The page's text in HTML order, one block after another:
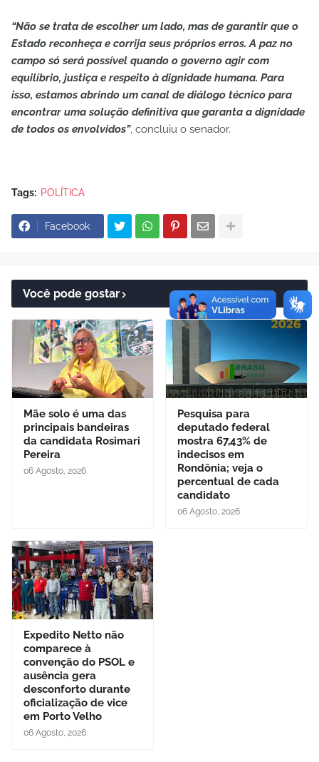
“Não se trata de escolher um lado, mas de garantir que o
Estado reconheça e corrija seus próprios erros. A paz no
campo só será possível quando o governo agir com
equilíbrio, justiça e respeito à dignidade humana. Para
isso, estamos abrindo um canal de diálogo técnico para
encontrar uma solução definitiva que garanta a dignidade
de todos os envolvidos”, concluiu o senador.
Tags: POLÍTICA
Facebook
Você pode gostar
Mãe solo é uma das
principais bandeiras
da candidata Rosimari
Pereira
06 Agosto, 2026
Pesquisa para
deputado federal
mostra 67,43% de
indecisos em
Rondônia; veja o
percentual de cada
candidato
06 Agosto, 2026
Expedito Netto não
comparece à
convenção do PSOL e
ausência gera
desconforto durante
oficialização de vice
em Porto Velho
06 Agosto, 2026